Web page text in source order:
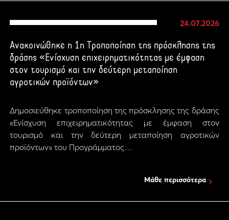
24.07.2026
Ανακοινώθηκε η 1η Τροποποίηση της πρόσκλησης της
δράσης «Ενίσχυση επιχειρηματικότητας με έμφαση
στον τουρισμό και την δεύτερη μεταποίηση
αγροτικών προϊόντων»
Δημοσιεύθηκε τροποποίηση της πρόσκλησης της δράσης
«Ενίσχυση επιχειρηματικότητας με έμφαση στον
τουρισμό και την δεύτερη μεταποίηση αγροτικών
προϊόντων» του Προγράμματος…
Μάθε περισσότερα